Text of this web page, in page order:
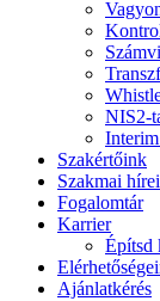
NIS2-
Szakértőink
Szakmai
Fogalomtár
Karrier
Építsd
Ajánlatkérés